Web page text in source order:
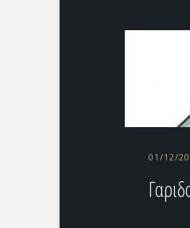
01/12/